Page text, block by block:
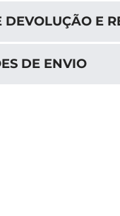
DEVOLUÇÃO E
DE ENVIO